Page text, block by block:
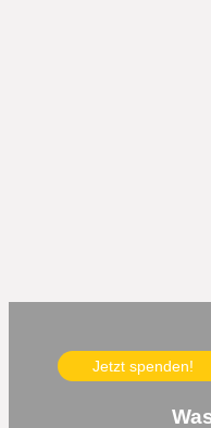
Jetzt spenden!